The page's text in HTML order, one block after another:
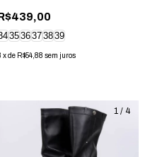
3536373839
xde R$54,88 sem juros
1 / 4